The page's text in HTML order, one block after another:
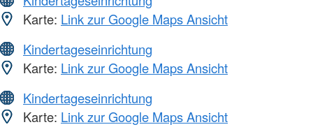
Karte: Link zur Google Maps Ansicht
Kindertageseinrichtung
Karte: Link zur Google Maps Ansicht
Kindertageseinrichtung
Karte: Link zur Google Maps Ansicht